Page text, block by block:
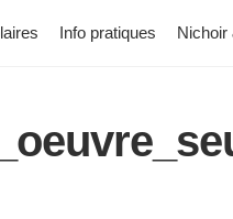
Info pratiques Nichoir